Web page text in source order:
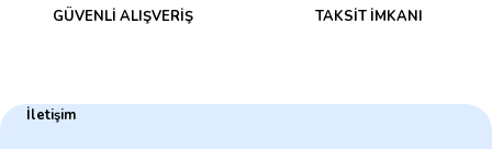
GÜVENLİ ALIŞVERİŞ TAKSİT İMKANI
İletişim